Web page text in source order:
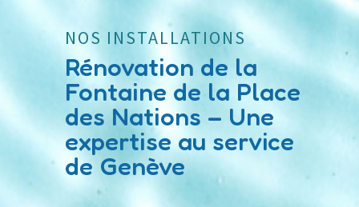
NOS INSTALLATIONS
Rénovation de la
Fontaine de la Place
des Nations – Une
expertise au service
de Genève